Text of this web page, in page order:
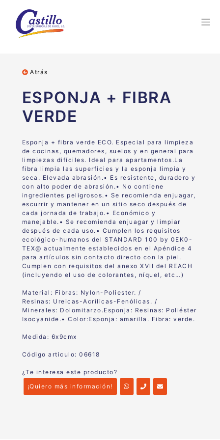
Atrás
ESPONJA + FIBRA
VERDE
Esponja + fibra verde ECO. Especial para limpieza
de cocinas, quemadores, suelosy en general para
limpiezas difíciles. Ideal para apartamentos.La
fibra limpia las superficies y la esponja limpia y
seca. Elevada abrasión.• Es resistente, duradero y
con alto poder de abrasión.• No contiene
ingredientes peligrosos.• Se recomienda enjuagar,
escurrir y mantener en un sitio seco después de
cada jornada de trabajo.• Económico y
manejable.• Se recomienda enjuagar y limpiar
después de cada uso.• Cumplen los requisitos
ecológico-humanos del STANDARD 100 by 0EK0-
TEX@ actualmente establecidos en el Apéndice 4
para artículos sin contacto directo con la piel.
Cumplen con requisitos del anexo XVll del REACH
(incluyendo el uso de colorantes, níquel, etc…)
Material: Fibras: Nylon-Poliester. /
Resinas: Ureicas-Acrílicas-Fenólicas. /
Minerales: Dolomitarzo.Esponja: Resinas: Poliéster
Isocyanide.• Color:Esponja: amarilla. Fibra: verde.
Medida: 6x9cmx
Código articulo: 06618
¿Te interesa este producto?
¡Quiero más información!